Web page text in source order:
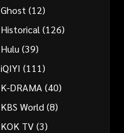
Ghost (12)
Historical (126)
Hulu (39)
iQIYI (111)
K-DRAMA (40)
KBS World (8)
KOK TV(3)